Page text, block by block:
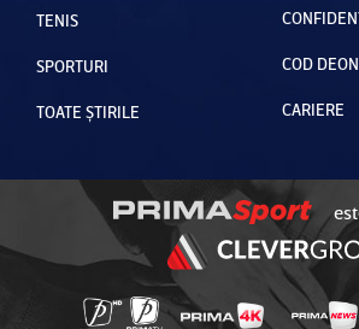
TENIS
SPORTURI
TOATE ȘTIRILE
COD
CARIERE